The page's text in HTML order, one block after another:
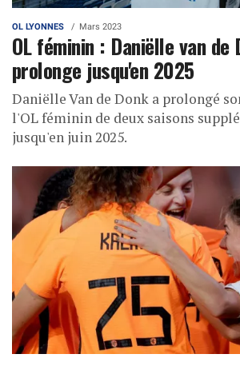
OL LYONNES Mars 2023
OL féminin : Daniëlle van de
prolonge jusqu'en 2025
Daniëlle Van de Donk a prolongé
l'OL féminin de deux saisons
jusqu'en juin 2025.